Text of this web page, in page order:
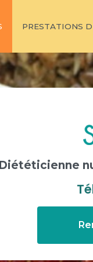
PRESTATIONS
Diététicienne